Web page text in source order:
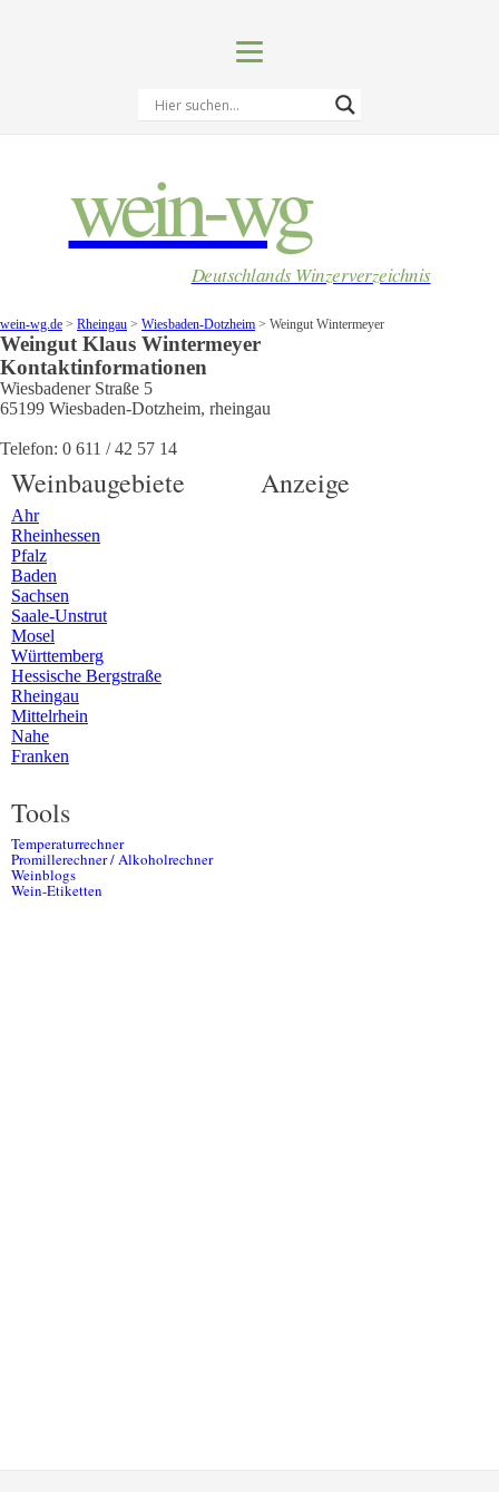
wein-wg
Deutschlands Winzerverzeichnis
wein-wg.de > Rheingau > Wiesbaden-Dotzheim > Weingut Wintermeyer
Weingut Klaus Wintermeyer
Kontaktinformationen
Wiesbadener Straße 5
65199 Wiesbaden-Dotzheim, rheingau
Telefon: 0 611 / 42 57 14
Weinbaugebiete
Ahr
Rheinhessen
Pfalz
Baden
Sachsen
Saale-Unstrut
Mosel
Württemberg
Hessische Bergstraße
Rheingau
Mittelrhein
Nahe
Franken
Tools
Temperaturrechner
Promillerechner / Alkoholrechner
Weinblogs
Wein-Etiketten
Anzeige